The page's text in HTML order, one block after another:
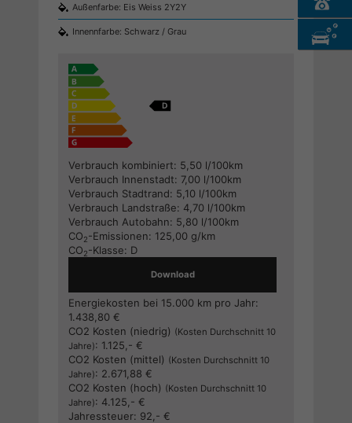
Außenfarbe: Eis Weiss 2Y2Y
Innennfarbe: Schwarz / Grau
Verbrauch kombiniert: 5,50 l/100km
Verbrauch Innenstadt: 7,00 l/100km
Verbrauch Stadtrand: 5,10 l/100km
Verbrauch Landstraße: 4,70 l/100km
Verbrauch Autobahn: 5,80 l/100km
CO2-Emissionen: 125,00 g/km
CO2-Klasse: D
Download
Energiekosten bei 15.000 km pro Jahr:
1.438,80 €
CO2 Kosten (niedrig) (Kosten Durchschnitt 10
Jahre): 1.125,- €
CO2 Kosten (mittel) (Kosten Durchschnitt 10
Jahre): 2.671,88 €
CO2 Kosten (hoch) (Kosten Durchschnitt 10
Jahre): 4.125,- €
Jahressteuer: 92,- €